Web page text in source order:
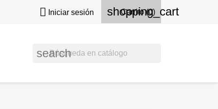
 Iniciar sesión shopping_cart
Carrito (0)
search